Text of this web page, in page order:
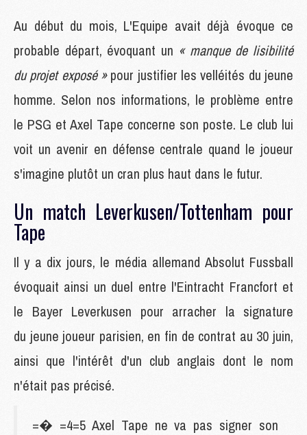
Au début du mois, L'Equipe avait déjà évoque ce
probable départ, évoquant un « manque de lisibilité
du projet exposé »pour justifier les velléités du jeune
homme. Selon nos informations, le problème entre
le PSG et Axel Tape concerne son poste. Le club lui
voit un avenir en défense centrale quand le joueur
s'imagine plutôt un cran plus haut dans le futur.
Un match Leverkusen/Tottenham pour
Tape
Il y a dix jours, le média allemand Absolut Fussball
évoquait ainsi un duel entre l'Eintracht Francfort et
le Bayer Leverkusen pour arracher la signature
du jeune joueur parisien, en fin de contrat au 30 juin,
ainsi que l'intérêt d'un club anglais dont le nom
n'était pas précisé.
=� =4=5 Axel Tape ne va pas signer son